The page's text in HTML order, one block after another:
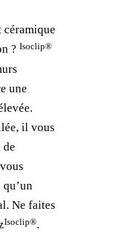
céramique
? Isoclip®
une
il vous
de
qu’un
Ne faites
Isoclip®.